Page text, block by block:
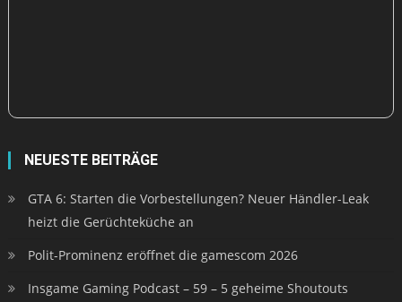
NEUESTE BEITRÄGE
GTA 6: Starten die Vorbestellungen? Neuer Händler-Leak
heizt die Gerüchteküche an
Polit-Prominenz eröffnet die gamescom 2026
Insgame Gaming Podcast – 59 – 5 geheime Shoutouts